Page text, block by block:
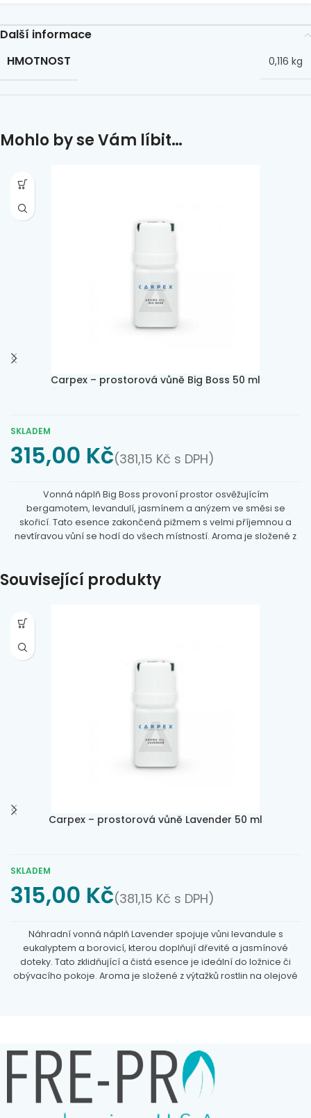
Další informace
HMOTNOST
0,116 kg
Mohlo by se Vám líbit…
Carpex – prostorová vůně Big Boss 50 ml
SKLADEM
315,00 Kč(381,15 Kč s DPH)
Vonná náplň Big Boss provoní prostor osvěžujícím
bergamotem, levandulí, jasmínem a anýzem ve směsi se
skořicí. Tato esence zakončená pižmem s velmi příjemnou a
nevtíravou vůní se hodí do všech místností. Aroma je složené z
atmosféru.
Související produkty
Carpex – prostorová vůně Lavender 50 ml
SKLADEM
315,00 Kč(381,15 Kč s DPH)
Náhradní vonná náplň Lavender spojuje vůni levandule s
eukalyptem a borovicí, kterou doplňují dřevité a jasmínové
doteky. Tato zklidňující a čistá esence je ideální do ložnice či
obývacího pokoje. Aroma je složené z výtažků rostlin na olejové